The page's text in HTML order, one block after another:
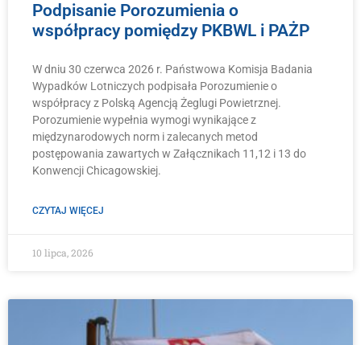
Podpisanie Porozumienia o
współpracy pomiędzy PKBWL i PAŻP
W dniu 30 czerwca 2026 r. Państwowa Komisja Badania
Wypadków Lotniczych podpisała Porozumienie o
współpracy z Polską Agencją Żeglugi Powietrznej.
Porozumienie wypełnia wymogi wynikające z
międzynarodowych norm i zalecanych metod
postępowania zawartych w Załącznikach 11,12 i 13 do
Konwencji Chicagowskiej.
CZYTAJ WIĘCEJ
10 lipca, 2026